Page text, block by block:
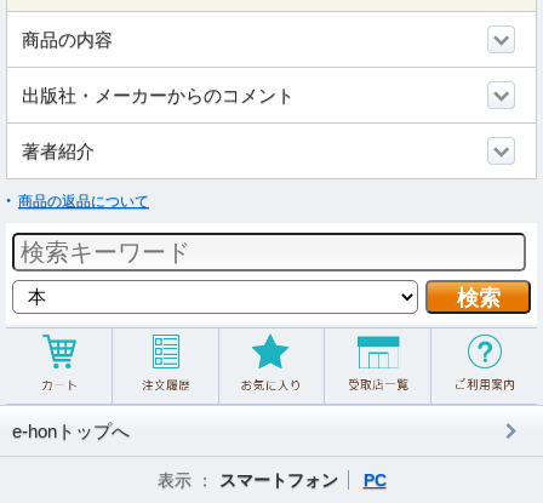
商品の内容
出版社・メーカーからのコメント
著者紹介
商品の返品について
e-honトップへ
表示 ： スマートフォン PC